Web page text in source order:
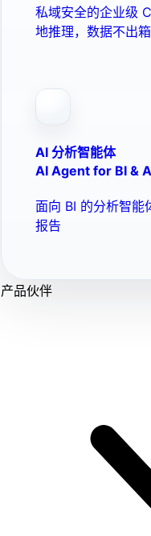
私域安全的企业级
地推理，数据不出箱
AI 分析智能体
AI Agent for BI &
面向 BI 的分析智能
报告
产品伙伴